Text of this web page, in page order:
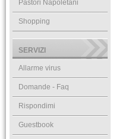
Pastori Napoletani
Shopping
SERVIZI
Allarme virus
Domande - Faq
Rispondimi
Guestbook